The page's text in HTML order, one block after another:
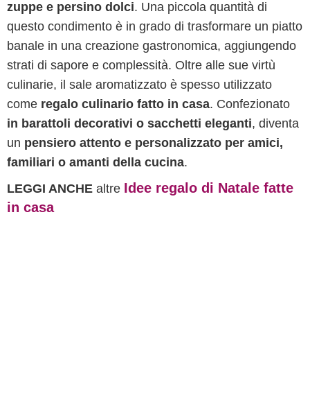
zuppe e persino dolci. Una piccola quantità di
questo condimento è in grado di trasformare un piatto
banale in una creazione gastronomica, aggiungendo
strati di sapore e complessità. Oltre alle sue virtù
culinarie, il sale aromatizzato è spesso utilizzato
come regalo culinario fatto in casa. Confezionato
in barattoli decorativi o sacchetti eleganti, diventa
un pensiero attento e personalizzato per amici,
familiari o amanti della cucina.
LEGGI ANCHE altre Idee regalo di Natale fatte
in casa